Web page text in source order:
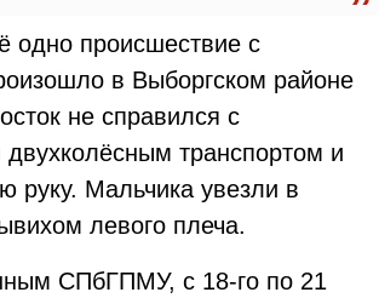
одно происшествие с
в Выборгском районе
не справился с
транспортом и
руку. Мальчика увезли в
левого плеча.
СПбГПМУ, с 18-го по 21